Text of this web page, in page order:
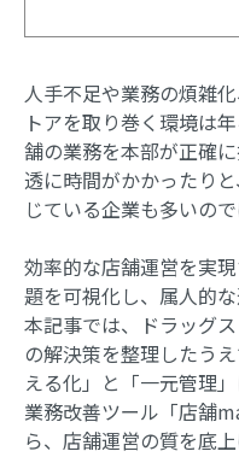
人手不足や業務の煩雑
トアを取り巻く環境は
舗の業務を本部が正確
透に時間がかかったり
じている企業も多いの
効率的な店舗運営を実
題を可視化し、属人的
本記事では、ドラッグ
の解決策を整理したう
える化」と「一元管理
業務改善ツール「店舗
ら、店舗運営の質を底